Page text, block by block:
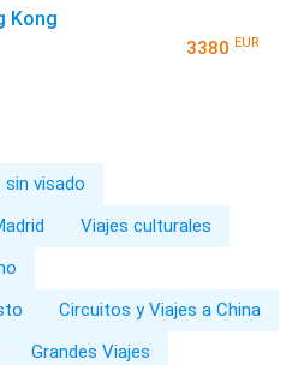
Kong
3380 EUR
visado
Viajes culturales
Circuitos y Viajes a China
Grandes Viajes